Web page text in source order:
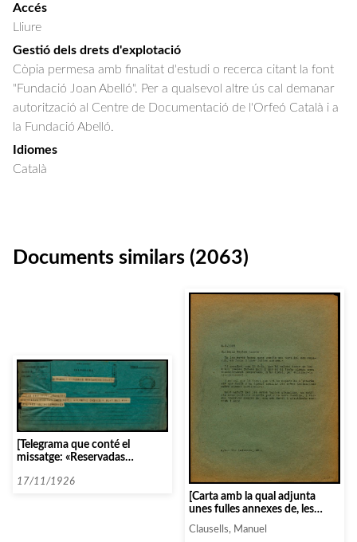
Accés
Lliure
Gestió dels drets d'explotació
Còpia permesa amb finalitat d'estudi o recerca citant la font
"Fundació Joan Abelló". Per a qualsevol altre ús cal demanar
autorització al Centre de Documentació de l'Orfeó Català i a
la Fundació Abelló.
Idiomes
Català
Documents similars (2063)
[Telegrama que conté el
missatge: «Reservadas
Casals y Blay net para viernes
17/11/1926
[Carta amb la qual adjunta
unes fulles annexes de, les
contingut]
Clausells, Manuel